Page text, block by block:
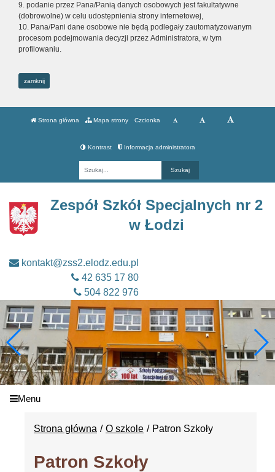
9. podanie przez Pana/Panią danych osobowych jest fakultatywne
(dobrowolne) w celu udostępnienia strony internetowej,
10. Pana/Pani dane osobowe nie będą podlegały zautomatyzowanym
procesom podejmowania decyzji przez Administratora, w tym
profilowaniu.
zamknij
Strona główna Mapa strony Czcionka
Kontrast Informacja administratora
Zespół Szkół Specjalnych nr 2
w Łodzi
kontakt@zss2.elodz.edu.pl
42 635 17 80
504 822 976
Menu
Strona główna O szkole Patron Szkoły
Patron Szkoły